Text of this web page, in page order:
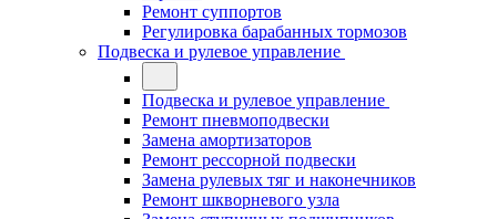
Ремонт суппортов
Регулировка барабанных тормозов
Подвеска и рулевое управление
Подвеска и рулевое управление
Ремонт пневмоподвески
Замена амортизаторов
Ремонт рессорной подвески
Замена рулевых тяг и наконечников
Ремонт шкворневого узла